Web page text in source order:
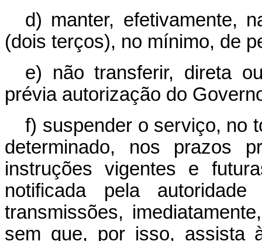
d) manter, efetivamente,
(dois terços), no mínimo, de
e) não transferir, direta
prévia autorização do
f) suspender o serviço, no
determinado, nos prazos
instruções vigentes e
notificada pela
transmissões,
sem que, por isso, assista